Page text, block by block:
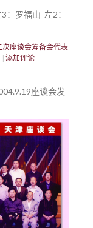
：罗福山 左2：
座谈会筹备会代表
添加评论
座谈会发